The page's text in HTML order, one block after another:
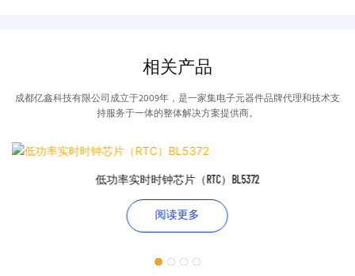
相关产品
成都亿鑫科技有限公司成立于2009年，是一家集电子元器件品牌代理和技术支
持服务于一体的整体解决方案提供商。
低功率实时时钟芯片（RTC）BL5372
阅读更多